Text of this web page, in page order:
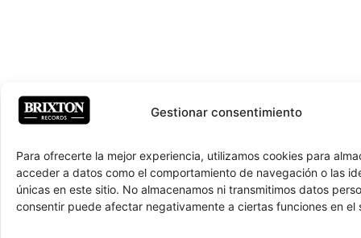
Gestionar consentimiento
Para ofrecerte la mejor experiencia, utilizamos cookies para
acceder a datos como el comportamiento de navegación o las
únicas en este sitio. No almacenamos ni transmitimos datos
consentir puede afectar negativamente a ciertas funciones en el